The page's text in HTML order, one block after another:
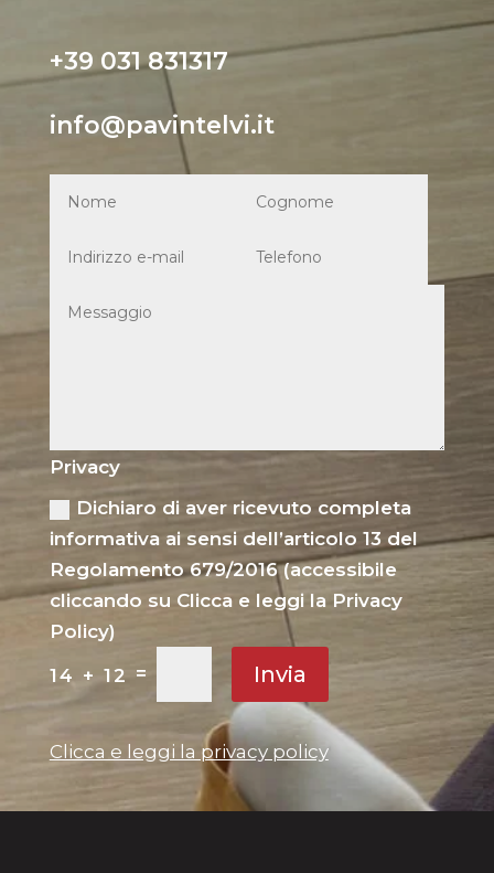
+39 031 831317
info@pavintelvi.it
Privacy
Dichiaro di aver ricevuto completa
informativa ai sensi dell’articolo 13 del
Regolamento 679/2016 (accessibile
cliccando su Clicca e leggi la Privacy
Policy)
14 + 12 = Invia
Clicca e leggi la privacy policy